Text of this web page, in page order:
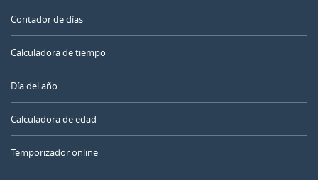
Contador de días
Calculadora de tiempo
Día del año
Calculadora de edad
Temporizador online